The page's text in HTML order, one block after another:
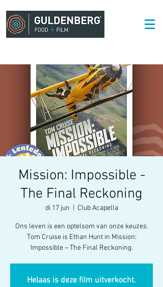
Mission: Impossible -
The Final Reckoning
di 17 jun Club Acapella
Ons leven is een optelsom van onze keuzes.
Tom Cruise is Ethan Hunt in Mission:
Impossible – The Final Reckoning.
Helaas is deze film uitverkocht.